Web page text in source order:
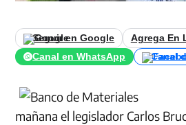
Seguir en Google
Agrega En
Canal en WhatsApp
Canal
mañana el legislador Carlos